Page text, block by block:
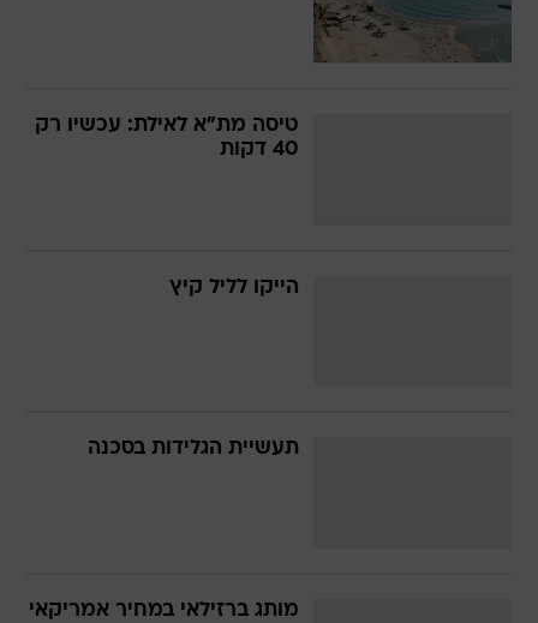
טיסה מת"א לאילת: עכשיו רק
40 דקות
הייקו לליל קיץ
תעשיית הגלידות בסכנה
מותג ברזילאי במחיר אמריקאי